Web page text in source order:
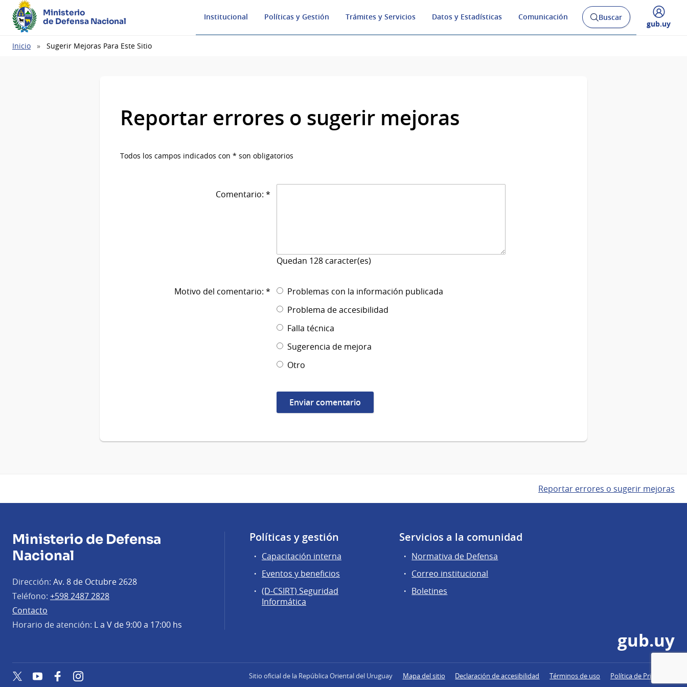
Ministerio
de Defensa Nacional
Institucional Políticas y Gestión Trámites y Servicios Datos y Estadísticas Comunicación
Abrir
buscador
Buscar
Desplegar
gub.uy
Ruta
Inicio Sugerir Mejoras Para Este Sitio
Reportar errores o sugerir mejoras
Todos los campos indicados con * son obligatorios
Comentario: *
Quedan 128 caracter(es)
Motivo del comentario: *
Problemas con la información publicada
Problema de accesibilidad
Falla técnica
Sugerencia de mejora
Otro
Reportar errores o sugerir mejoras
Ministerio de Defensa
Nacional
Dirección: Av. 8 de Octubre 2628
Teléfono: +598 2487 2828
Contacto
Horario de atención: L a V de 9:00 a 17:00 hs
Políticas y gestión
Capacitación interna
Eventos y beneficios
(D-CSIRT) Seguridad
Informática
Servicios a la comunidad
Normativa de Defensa
Correo institucional
Boletines
gub.uy
TwitterYouTube FacebookInstagram Sitio oficial de la República Oriental del Uruguay Mapa del sitio Declaración de accesibilidad Términos de uso Política de Privacidad